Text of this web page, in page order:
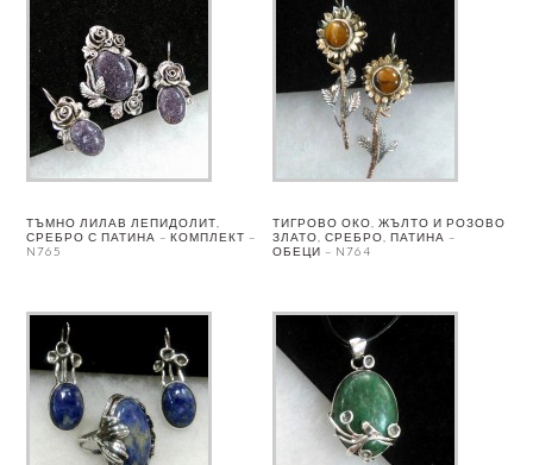
ТЪМНО ЛИЛАВ ЛЕПИДОЛИТ,
СРЕБРО С ПАТИНА – КОМПЛЕКТ –
N765
ТИГРОВО ОКО, ЖЪЛТО И РОЗОВО
ЗЛАТО, СРЕБРО, ПАТИНА –
ОБЕЦИ – N764